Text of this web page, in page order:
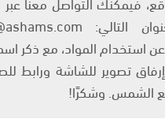
استخدام المواد، مع ذكر
تصوير للشاشة ورابط
الشمس. وشكرًا!